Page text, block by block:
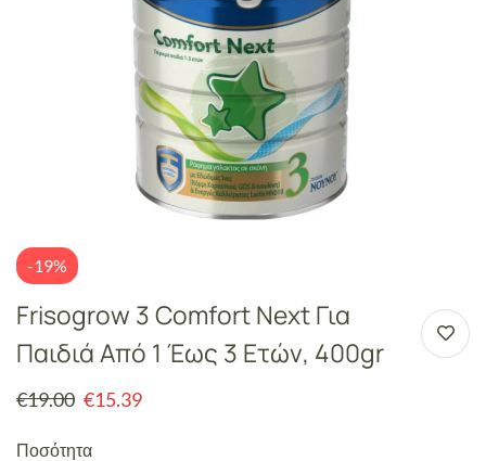
-19%
Frisogrow 3 Comfort Next Για
Παιδιά Από 1 Έως 3 Ετών, 400gr
€19.00 €15.39
Ποσότητα